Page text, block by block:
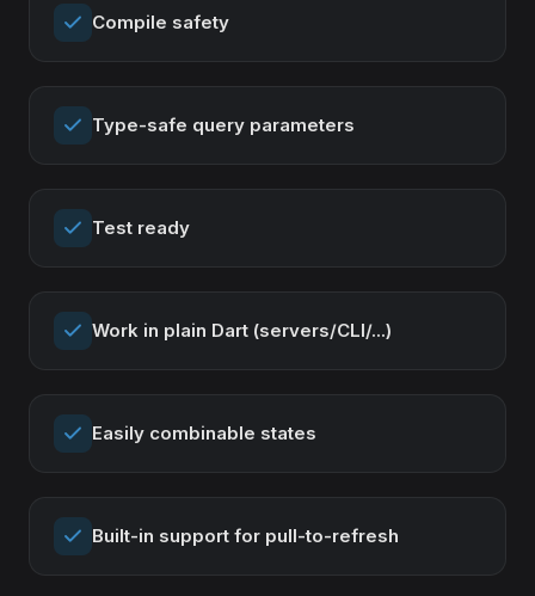
Compile safety
Type-safe query parameters
Test ready
Work in plain Dart (servers/CLI/...)
Easily combinable states
Built-in support for pull-to-refresh